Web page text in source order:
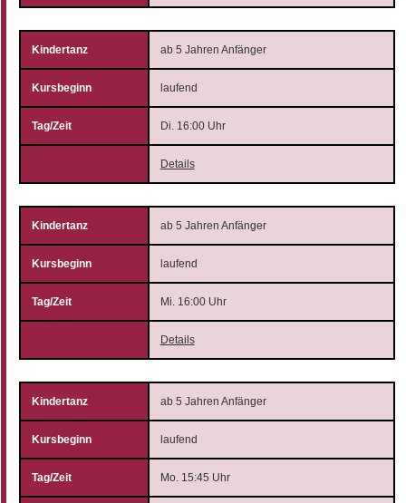
ab 5 Jahren Anfänger
laufend
Di. 16:00 Uhr
Details
ab 5 Jahren Anfänger
laufend
Mi. 16:00 Uhr
Details
ab 5 Jahren Anfänger
laufend
Mo. 15:45 Uhr